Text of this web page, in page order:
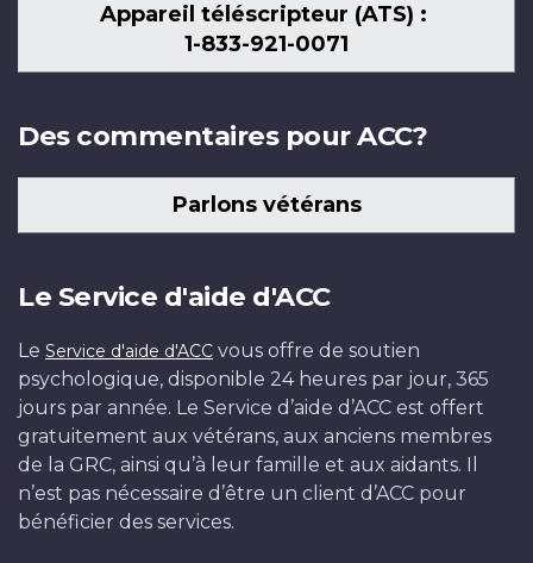
Appareil téléscripteur (ATS) :
1-833-921-0071
Des commentaires pour ACC?
Parlons vétérans
Le Service d'aide d'ACC
Le Service d'aide d'ACC vous offre de soutien
psychologique, disponible 24 heures par jour, 365
jours par année. Le Service d’aide d’ACC est offert
gratuitement aux vétérans, aux anciens membres
de la GRC, ainsi qu’à leur famille et aux aidants. Il
n’est pas nécessaire d’être un client d’ACC pour
bénéficier des services.